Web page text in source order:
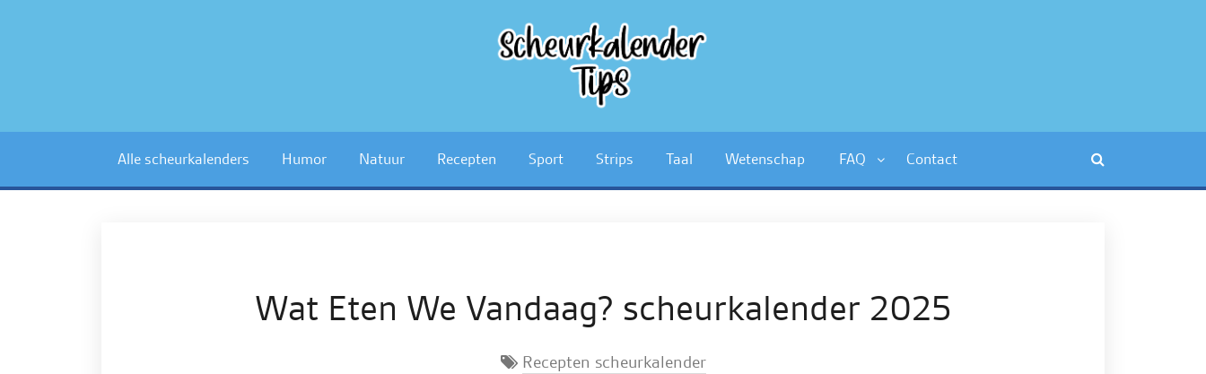
Alle scheurkalenders Humor Natuur Recepten Sport Strips Taal Wetenschap FAQ Contact
Wat Eten We Vandaag? scheurkalender 2025
Recepten scheurkalender